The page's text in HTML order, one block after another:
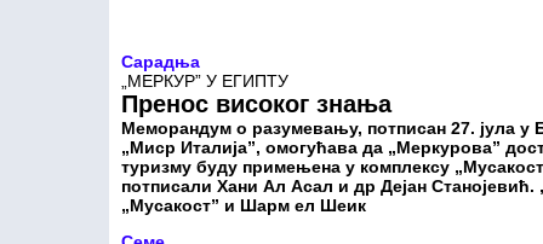
Сарадња
„МЕРКУР” У ЕГИПТУ
Пренос високог знања
Меморандум о разумевању, потписан 27. јула у
„Миср Италија”, омогућава да „Меркурова”
туризму буду примењена у комплексу
потписали Хани Ал Асал и др Дејан
„Мусакост” и Шарм ел Шеик